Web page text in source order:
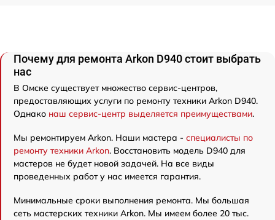
Почему для ремонта Arkon D940 стоит выбрать
нас
В Омске существует множество сервис-центров,
предоставляющих услуги по ремонту техники Arkon D940.
Однако наш сервис-центр выделяется преимуществами.
Мы ремонтируем Arkon. Наши мастера - специалисты по
ремонту техники Arkon. Восстановить модель D940 для
мастеров не будет новой задачей. На все виды
проведенных работ у нас имеется гарантия.
Минимальные сроки выполнения ремонта. Мы большая
сеть мастерских техники Arkon. Мы имеем более 20 тыс.